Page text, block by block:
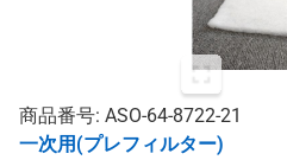
商品番号: ASO-64-8722-21
一次用(プレフィルター)